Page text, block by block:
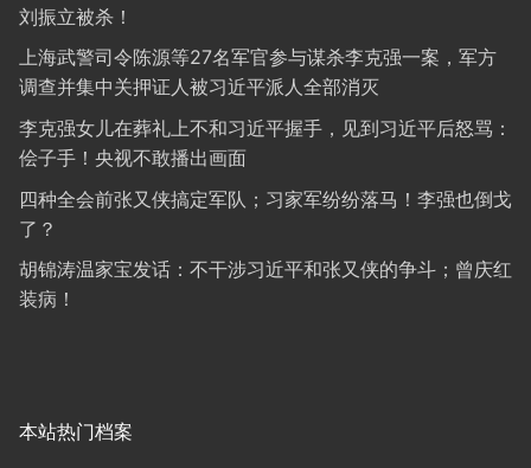
刘振立被杀！
上海武警司令陈源等27名军官参与谋杀李克强一案，军方
调查并集中关押证人被习近平派人全部消灭
李克强女儿在葬礼上不和习近平握手，见到习近平后怒骂：
侩子手！央视不敢播出画面
四种全会前张又侠搞定军队；习家军纷纷落马！李强也倒戈
了？
胡锦涛温家宝发话：不干涉习近平和张又侠的争斗；曾庆红
装病！
本站热门档案